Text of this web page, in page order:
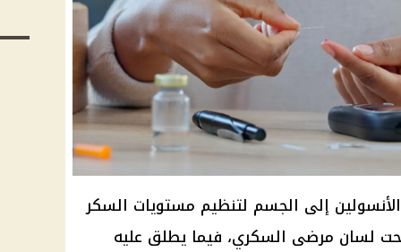
إلى الجسم لتنظيم مستويات السكر
لسان مرضى السكري، فيما يطلق عليه